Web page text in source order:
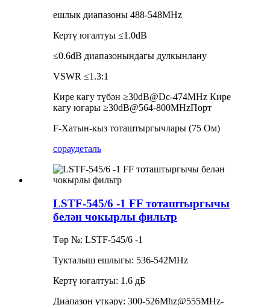
ешлык диапазоны 488-548MHz
Кертү югалтуы ≤1.0dB
≤0.6dB диапазонындагы дулкынлану
VSWR ≤1.3:1
Кире кагу түбән ≥30dB@Dc-474MHz Кире
кагу югары ≥30dB@564-800MHzПорт
F-Хатын-кыз тоташтыргычлары (75 Ом)
сораудеталь
LSTF-545/6 -1 FF тоташтыргычы
белән чокырлы фильтр
Төр №: LSTF-545/6 -1
Тукталыш ешлыгы: 536-542MHz
Кертү югалтуы: 1.6 дБ
Диапазон үткәрү: 300-526Mhz@555MHz-